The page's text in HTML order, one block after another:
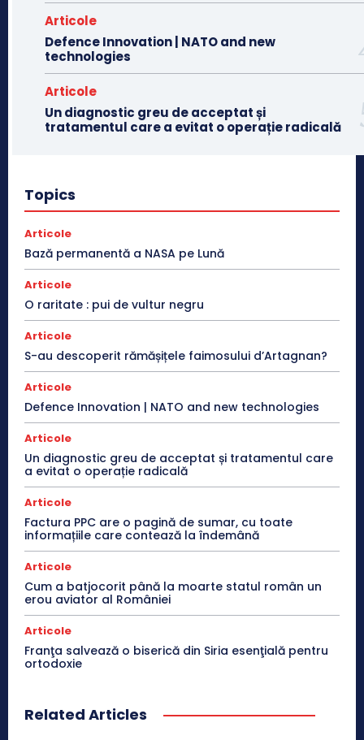
Articole
Defence Innovation | NATO and new
technologies
Articole
Un diagnostic greu de acceptat și
tratamentul care a evitat o operație radicală
Topics
Articole
Bază permanentă a NASA pe Lună
Articole
O raritate : pui de vultur negru
Articole
S-au descoperit rămășițele faimosului d’Artagnan?
Articole
Defence Innovation | NATO and new technologies
Articole
Un diagnostic greu de acceptat și tratamentul care
a evitat o operație radicală
Articole
Factura PPC are o pagină de sumar, cu toate
informațiile care contează la îndemână
Articole
Cum a batjocorit până la moarte statul român un
erou aviator al României
Articole
Franţa salvează o biserică din Siria esenţială pentru
ortodoxie
Related Articles